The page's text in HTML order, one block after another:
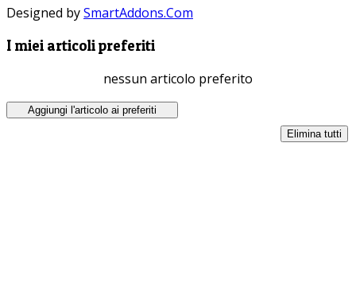
Designed bySmartAddons.Com
I miei articoli preferiti
nessun articolo preferito